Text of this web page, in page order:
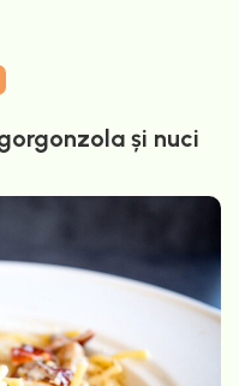
și nuci